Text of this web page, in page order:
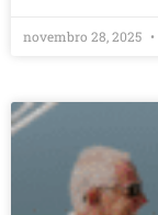
novembro 28, 2025